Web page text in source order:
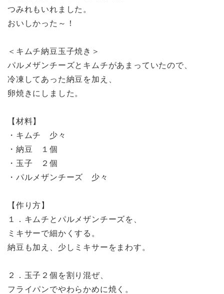
つみれもいれました。
おいしかった～！
＜キムチ納豆玉子焼き＞
パルメザンチーズとキムチがあまっていたので、
冷凍してあった納豆を加え、
卵焼きにしました。
【材料】
・キムチ 少々
・納豆 １個
・玉子 ２個
・パルメザンチーズ 少々
【作り方】
１．キムチとパルメザンチーズを、
ミキサーで細かくする。
納豆も加え、少しミキサーをまわす。
２．玉子２個を割り混ぜ、
フライパンでやわらかめに焼く。